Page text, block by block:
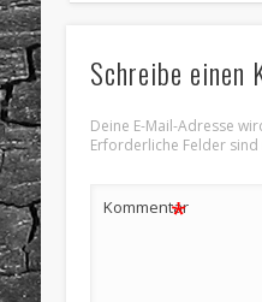
Schreibe einen
Deine E-Mail-Adresse
Erforderliche Felder
Kommentar
*